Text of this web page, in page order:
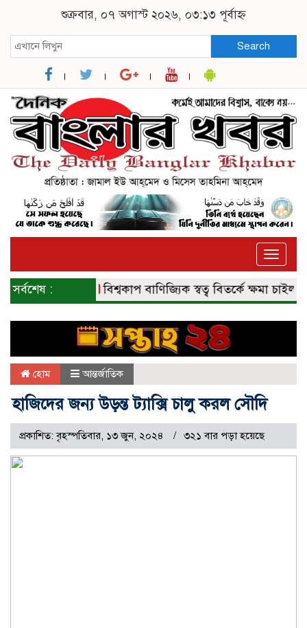
শুক্রবার, ০৭ অগাস্ট ২০২৬, ০৩:১৩ পূর্বাহ্ন
Search
Toggle
সর্বশেষ : বিশ্বকাপ বাণিজ্যিক স্বত্ব বিতর্কে ক্ষমা চাইল ফিফা
হোম আন্তর্জাতিক
হাজিদের জন্য উড়ন্ত ট্যাক্সি চালু করল সৌদি
প্রকাশিত: বৃহস্পতিবার, ১৩ জুন, ২০২৪ ৩২১ বার পড়া হয়েছে